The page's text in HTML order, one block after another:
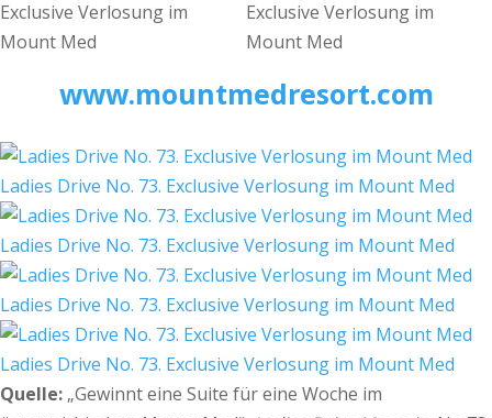
www.mountmedresort.com
Ladies Drive No. 73. Exclusive Verlosung im Mount Med
Ladies Drive No. 73. Exclusive Verlosung im Mount Med
Ladies Drive No. 73. Exclusive Verlosung im Mount Med
Ladies Drive No. 73. Exclusive Verlosung im Mount Med
Quelle: „Gewinnt eine Suite für eine Woche im